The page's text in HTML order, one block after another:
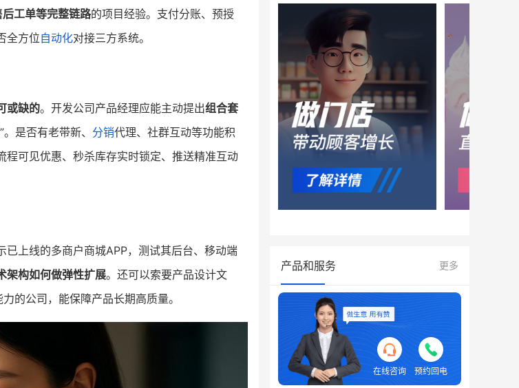
工单等完整链路的项目经验。支付分账、预授
全方位自动化对接三方系统。
或缺的。开发公司产品经理应能主动提出组合套
是否有老带新、 分销代理、社群互动等功能积
可见优惠、秒杀库存实时锁定、推送精准互动
已上线的多商户商城APP，测试其后台、移动端
架构如何做弹性扩展。还可以索要产品设计文
的公司，能保障产品长期高质量。
产品和服务 更多
在线咨询 预约回电